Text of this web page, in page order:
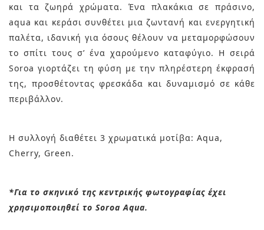
και τα ζωηρά χρώματα. Ένα πλακάκια σε πράσινο,
aqua και κεράσι συνθέτει μια ζωντανή και ενεργητική
παλέτα, ιδανική για όσους θέλουν να μεταμορφώσουν
το σπίτι τους σ’ ένα χαρούμενο καταφύγιο. Η σειρά
Soroa γιορτάζει τη φύση με την πληρέστερη έκφρασή
της, προσθέτοντας φρεσκάδα και δυναμισμό σε κάθε
περιβάλλον.
Η συλλογή διαθέτει 3 χρωματικά μοτίβα: Aqua,
Cherry, Green.
*Για το σκηνικό της κεντρικής φωτογραφίας έχει
χρησιμοποιηθεί το Soroa Aqua.